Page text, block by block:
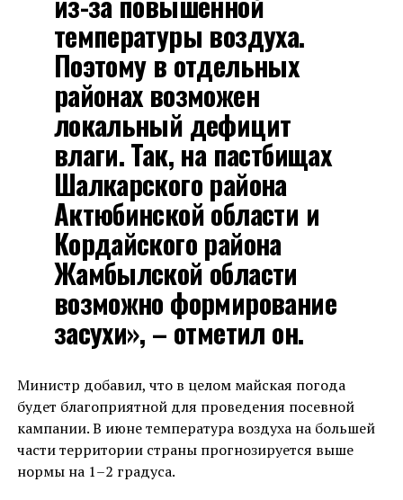
температуры воздуха.
Поэтому в отдельных
районах возможен
локальный дефицит
влаги. Так, на пастбищах
Шалкарского района
Актюбинской области и
Кордайского района
Жамбылской области
возможно формирование
засухи», – отметил он.
Министр добавил, что в целом майская погода
будет благоприятной для проведения посевной
кампании. В июне температура воздуха на большей
части территории страны прогнозируется выше
нормы на 1–2 градуса.